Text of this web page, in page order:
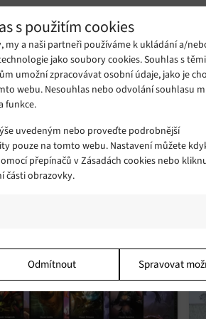
s použitím cookies
my a naši partneři používáme k ukládání a/
jako soubory cookies. Souhlas s
umožní zpracovávat osobní údaje, jako je
webu. Nesouhlas nebo odvolání souhlasu
funkce.
uvedeným nebo proveďte podrobnější
pouze na tomto webu. Nastavení můžete
přepínačů v Zásadách cookies nebo
části obrazovky.
v zařízení, Porozumění publiku
zdrojů.
v zařízení, Použití omezených údajů k výběru
Odmítnout Spravovat
Program pracuje na základě
množství fotografií lidských obličejů z
při zpracování fotografií.
velmi složité, zvláště pokud měli k
avšak ukazuje cestu, kterou
pro tvorbu avatarů do
, jak by vypadala vaše fotka ve 3D.